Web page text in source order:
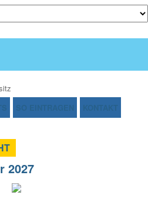
SO EINTRAGEN KONTAKT
2027